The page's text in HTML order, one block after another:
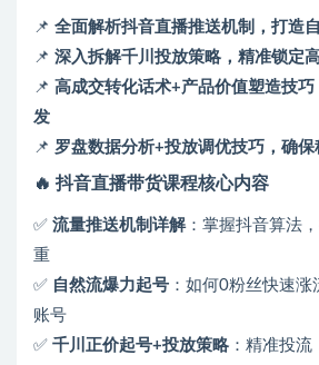
📌 全面解析抖音直播推送机制，打造
📌 深入拆解千川投放策略，精准锁定
📌 高成交转化话术+产品价值塑造技
发
📌 罗盘数据分析+投放调优技巧，确保
🔥 抖音直播带货课程核心内容
✅ 流量推送机制详解：掌握抖音算法
重
✅ 自然流爆力起号 ：如何0粉丝快速
账号
✅ 千川正价起号+投放策略 ：精准投流